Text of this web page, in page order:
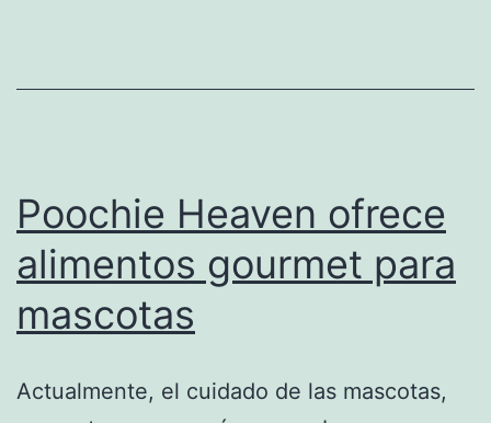
mascota
Poochie Heaven ofrece
alimentos gourmet para
mascotas
Actualmente, el cuidado de las mascotas,